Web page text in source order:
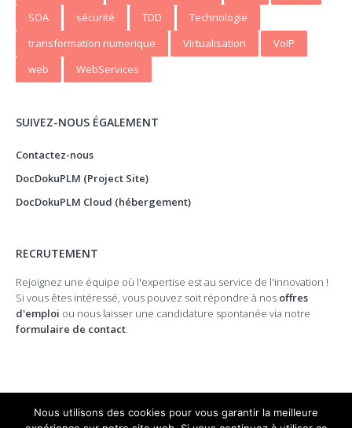
SOA
sécurité TDD
Technologie
transformation numerique
Virtualisation
VoIP
web
WebServices
SUIVEZ-NOUS ÉGALEMENT
Contactez-nous
DocDokuPLM (Project Site)
DocDokuPLM Cloud (hébergement)
RECRUTEMENT
Rejoignez une équipe où l'expertise est au service de l'innovation !
Si vous êtes intéressé, vous pouvez soit répondre à nos offres
d'emploi ou nous laisser une candidature spontanée via notre
formulaire de contact.
Nous utilisons des cookies pour vous garantir la meilleure